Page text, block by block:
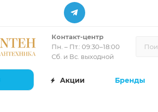
Контакт-центр
Пн. – Пт.: 09:30–18:00
Сб. и Вс. выходной
Акции Бренды